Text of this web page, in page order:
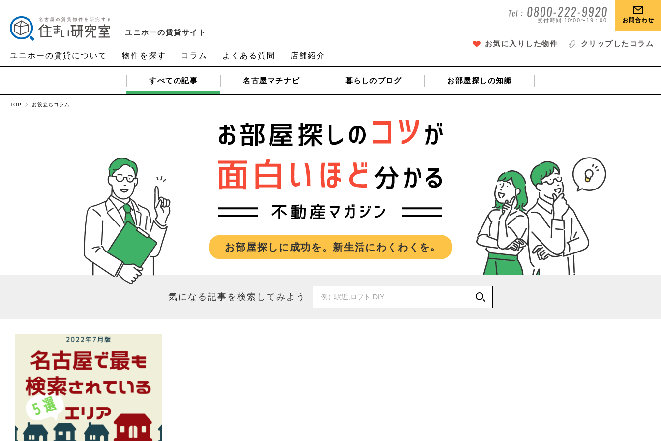
ユニホーの賃貸サイト
ユニホーの賃貸について 物件を探す コラム よくある質問 店舗紹介
受付時間 10:00〜19：00 お問合わせ
お気に入りした物件 クリップしたコラム
すべての記事 名古屋マチナビ 暮らしのブログ お部屋探しの知識
TOP お役立ちコラム
お部屋探しに成功を。新生活にわくわくを｡
気になる記事を検索してみよう